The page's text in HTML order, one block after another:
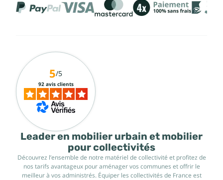
Leader en mobilier urbain et mobilier
pour collectivités
Découvrez l’ensemble de notre matériel de collectivité et profitez de
nos tarifs avantageux pour aménager vos communes et offrir le
meilleur à vos administrés. Équiper les collectivités de France est
5/5
92 avis clients